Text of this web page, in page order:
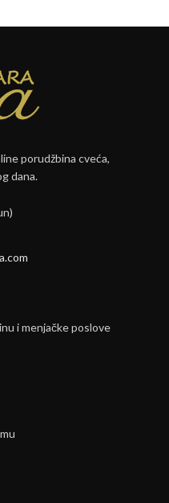
porudžbina cveća,
dana.
i menjačke poslove